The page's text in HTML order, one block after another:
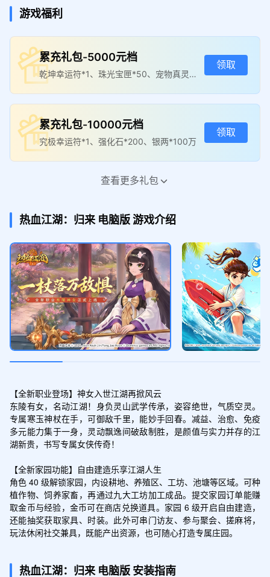
游戏福利
累充礼包-5000元档
乾坤幸运符*1、珠光宝匣*50、宠物真灵宝
箱*20
领取
累充礼包-10000元档
究极幸运符*1、强化石*200、银两*100万
领取
绑定元宝,88;珠光宝匣,3
累充礼包-30000元档
称号（富甲一方）*1，黄玉符（首饰+20）
领取
累充礼包-50000元档
领取
累充礼包-100000元档
坐骑千纸鹤*1、黄玉符（首饰+22）*1
领取
日耀5礼包
15%幸运符*3+首饰强化石*10
领取
查看更多礼包
热血江湖：归来 电脑版游戏介绍
【全新职业登场】神女入世江湖再掀风云
东陵有女，名动江湖！身负灵山武学传承，姿容绝世，气质空灵。
专属寒玉神杖在手，可御敌千里，能妙手回春。减益、治愈、免疫
多元能力集于一身，灵动飘逸间破敌制胜，是颜值与实力并存的江
湖新贵，书写专属女侠传奇！
【全新家园功能】自由建造乐享江湖人生
角色 40 级解锁家园，内设耕地、养殖区、工坊、池塘等区域。可种
植作物、饲养家畜，再通过九大工坊加工成品。提交家园订单能赚
取金币与经验，金币可在商店兑换道具。家园 6 级开启自由建造，
还能抽奖获取家具、时装。此外可串门访友、参与聚会、搓麻将，
玩法休闲社交兼具，既能产出资源，也可随心打造专属庄园。
热血江湖：归来 电脑版 安装指南